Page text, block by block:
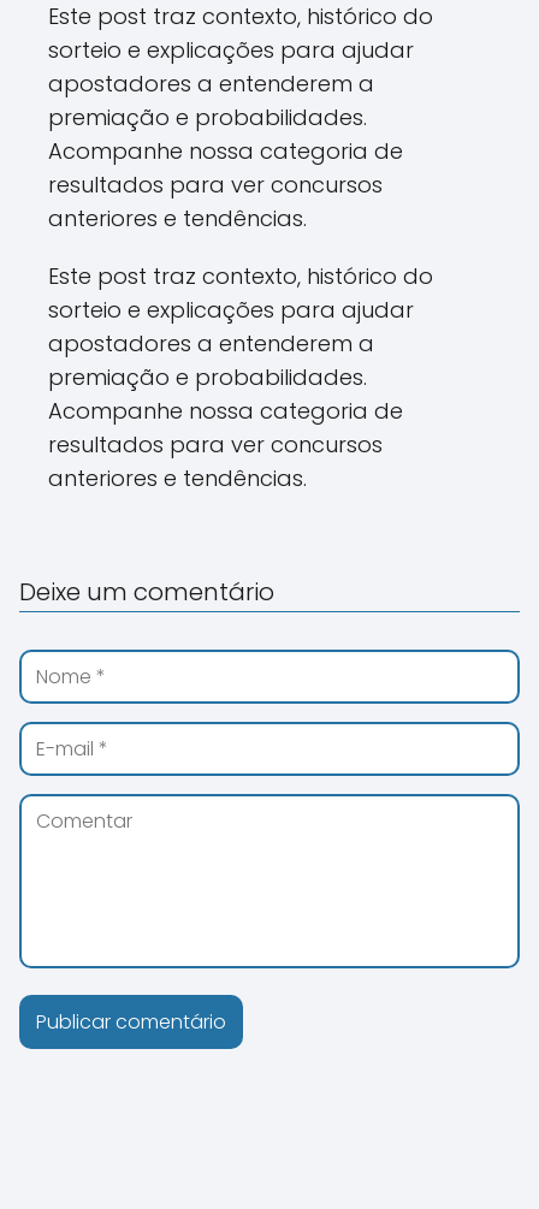
Este post traz contexto, histórico do
sorteio e explicações para ajudar
apostadores a entenderem a
premiação e probabilidades.
Acompanhe nossa categoria de
resultados para ver concursos
anteriores e tendências.
Este post traz contexto, histórico do
sorteio e explicações para ajudar
apostadores a entenderem a
premiação e probabilidades.
Acompanhe nossa categoria de
resultados para ver concursos
anteriores e tendências.
Deixe um comentário